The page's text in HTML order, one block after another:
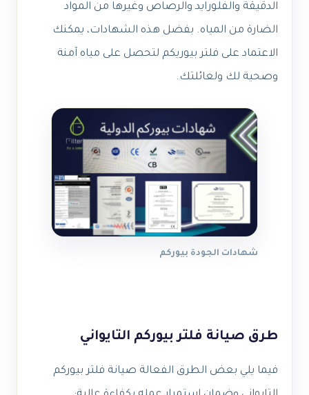
الدقيقة والفلورايد والرصاص وغيرها من المواد
الضارة من المياه. بفضل هذه الشهادات، يمكنك
الاعتماد على فلتر بيوريكم لتحصل على مياه آمنة
وصحية لك ولعائلتك.
شهادات الجودة بيوركم
طرق صيانة فلتر بيوركم التايواني
فيما يلي بعض الطرق الفعالة صيانة فلتر بيوركم